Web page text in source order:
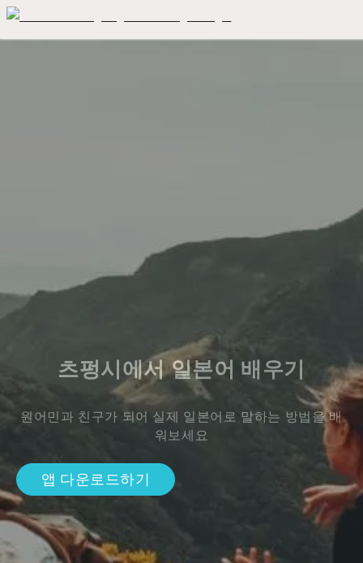
츠펑시에서 일본어 배우기
원어민과 친구가 되어 실제 일본어로 말하는 방법을 배
워보세요
앱 다운로드하기